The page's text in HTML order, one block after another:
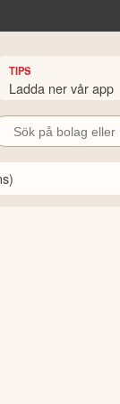
TIPS
Ladda ner vår app